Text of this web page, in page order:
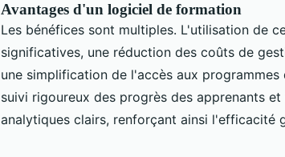
Avantages d'un logiciel de formation
Les bénéfices sont multiples. L'utilisation de
significatives, une réduction des coûts de
une simplification de l'accès aux
suivi rigoureux des progrès des apprenants
analytiques clairs, renforçant ainsi l'efficacité